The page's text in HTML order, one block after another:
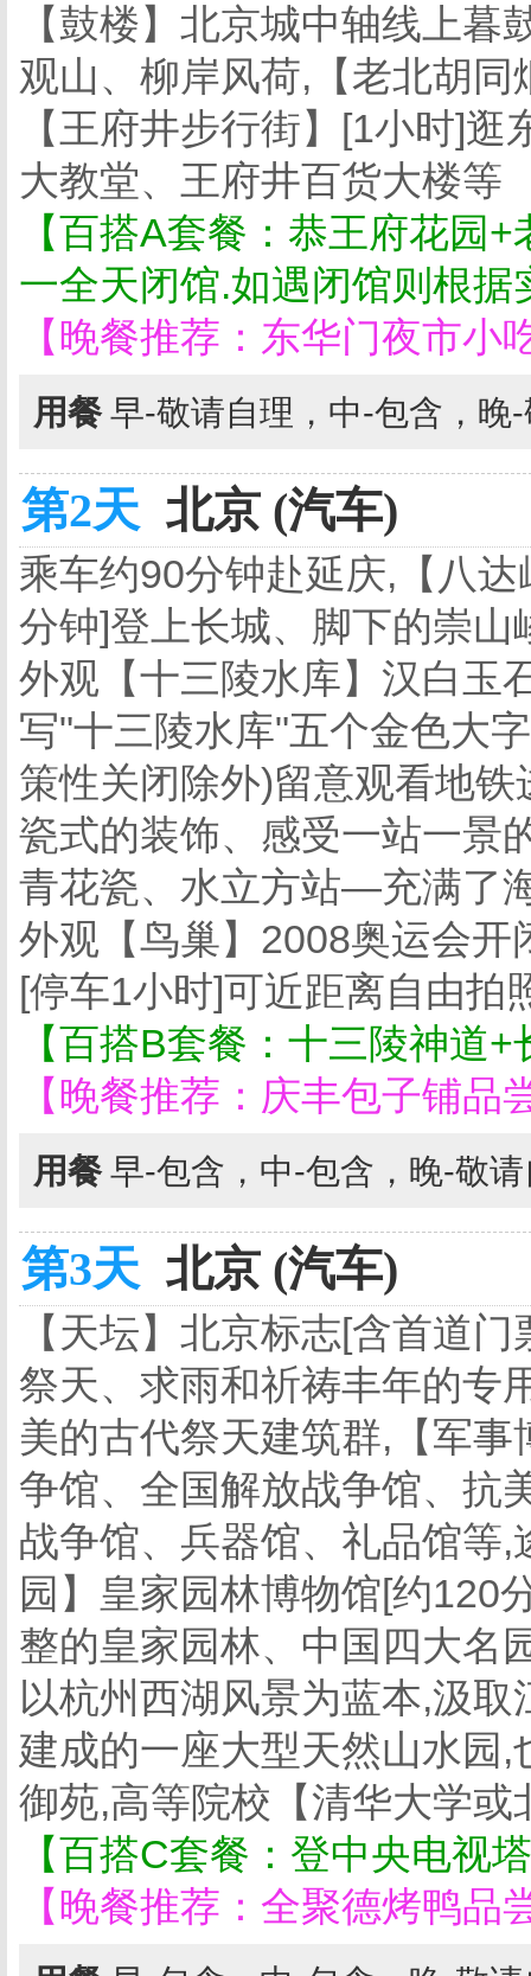
【鼓楼】北京城中轴线上
观山、柳岸风荷,【老北胡
【王府井步行街】[1小时]
大教堂、王府井百货大楼等
【百搭A套餐：恭王府花园
一全天闭馆.如遇闭馆则根
【晚餐推荐：东华门夜市
用餐 早-敬请自理，中-包含，晚
第2天 北京 (汽车)
乘车约90分钟赴延庆,【八
分钟]登上长城、脚下的崇
外观【十三陵水库】汉白玉
写"十三陵水库"五个金色大
策性关闭除外)留意观看地
瓷式的装饰、感受一站一景
青花瓷、水立方站—充满了
外观【鸟巢】2008奥运会
[停车1小时]可近距离自由
【百搭B套餐：十三陵神道
【晚餐推荐：庆丰包子铺品
用餐 早-包含，中-包含，晚-敬
第3天 北京 (汽车)
【天坛】北京标志[含首道
祭天、求雨和祈祷丰年的专
美的古代祭天建筑群,【军
争馆、全国解放战争馆、抗
战争馆、兵器馆、礼品馆等
园】皇家园林博物馆[约120
整的皇家园林、中国四大名
以杭州西湖风景为蓝本,汲
建成的一座大型天然山水园
御苑,高等院校【清华大学
【百搭C套餐：登中央电视
【晚餐推荐：全聚德烤鸭